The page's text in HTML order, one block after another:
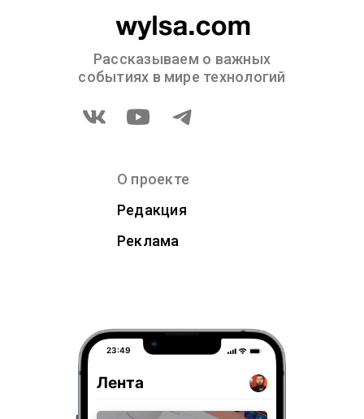
Рассказываем о важных
событиях в мире технологий
О проекте
Редакция
Реклама
23:49
Лента